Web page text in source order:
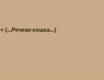
»{...Речная кошка...}